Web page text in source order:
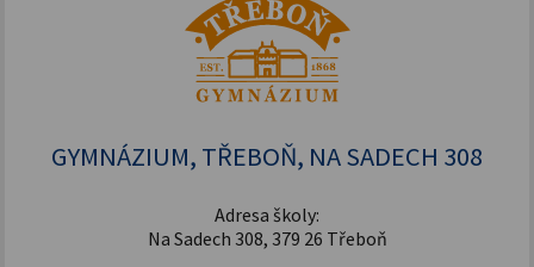
Archív projektů
Zdravý životní styl
GYMNÁZIUM, TŘEBOŇ, NA SADECH 308
Adresa školy:
Na Sadech 308, 379 26 Třeboň